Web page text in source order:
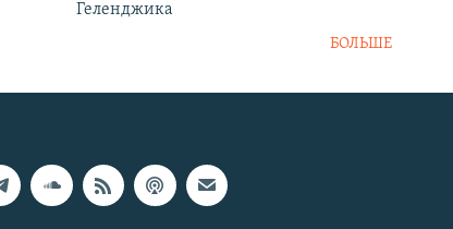
Геленджика
БОЛЬШЕ